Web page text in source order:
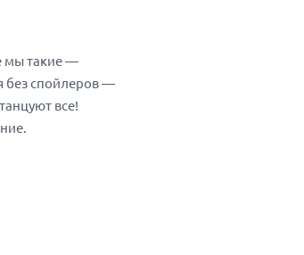
мы такие —
без спойлеров —
все!